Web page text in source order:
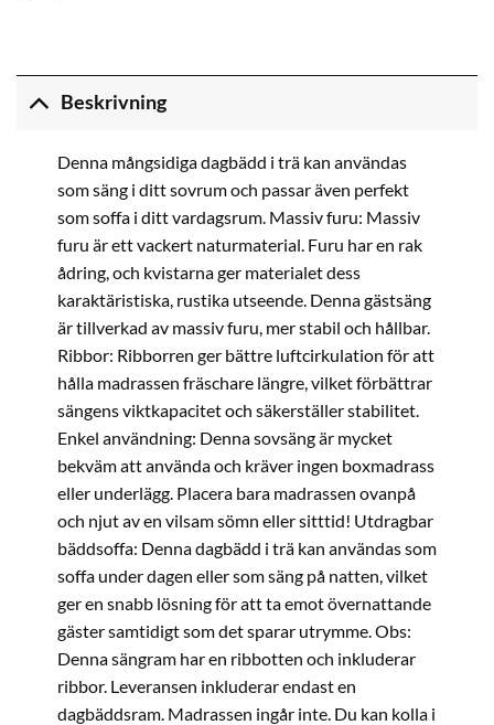
Beskrivning
Denna mångsidiga dagbädd i trä kan användas
som säng i ditt sovrum och passar även perfekt
som soffa i ditt vardagsrum. Massiv furu: Massiv
furu är ett vackert naturmaterial. Furu har en rak
ådring, och kvistarna ger materialet dess
karaktäristiska, rustika utseende. Denna gästsäng
är tillverkad av massiv furu, mer stabil och hållbar.
Ribbor: Ribborren ger bättre luftcirkulation för att
hålla madrassen fräschare längre, vilket förbättrar
sängens viktkapacitet och säkerställer stabilitet.
Enkel användning: Denna sovsäng är mycket
bekväm att använda och kräver ingen boxmadrass
eller underlägg. Placera bara madrassen ovanpå
och njut av en vilsam sömn eller sitttid! Utdragbar
bäddsoffa: Denna dagbädd i trä kan användas som
soffa under dagen eller som säng på natten, vilket
ger en snabb lösning för att ta emot övernattande
gäster samtidigt som det sparar utrymme. Obs:
Denna sängram har en ribbotten och inkluderar
ribbor. Leveransen inkluderar endast en
dagbäddsram. Madrassen ingår inte. Du kan kolla i